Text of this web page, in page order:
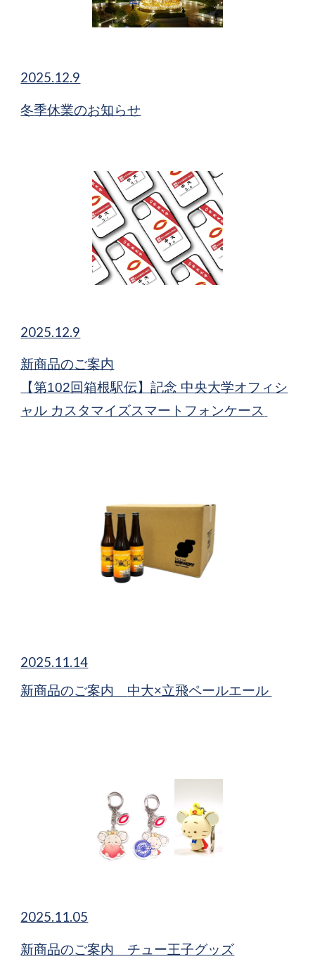
2025.12.9
冬季休業のお知らせ
2025.12.9
新商品​のご案内
【第102回箱根駅伝】記念 中央大学オフィシ
ャル カスタマイズスマートフォンケース
2025.11.14
新商品​のご案内 中大×立飛ペールエール
2025.11.05
新商品​のご案内 チュー王子グッズ